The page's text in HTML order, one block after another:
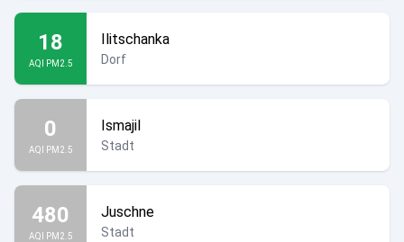
18
AQI PM2.5
Ilitschanka
Dorf
0
AQI PM2.5
Ismajil
Stadt
480
AQI PM2.5
Juschne
Stadt